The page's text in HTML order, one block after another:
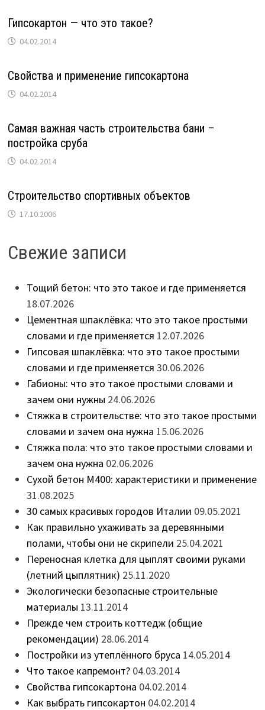
Гипсокартон — что это такое?
04.02.2014
Свойства и применение гипсокартона
04.02.2014
Самая важная часть строительства бани –
постройка сруба
04.02.2014
Строительство спортивных объектов
17.10.2006
Свежие записи
Тощий бетон: что это такое и где применяется
18.07.2026
Цементная шпаклёвка: что это такое простыми
словами и где применяется 12.07.2026
Гипсовая шпаклёвка: что это такое простыми
словами и где применяется 30.06.2026
Габионы: что это такое простыми словами и
зачем они нужны 24.06.2026
Стяжка в строительстве: что это такое простыми
словами и зачем она нужна 15.06.2026
Стяжка пола: что это такое простыми словами и
зачем она нужна 02.06.2026
Сухой бетон М400: характеристики и применение
31.08.2025
30 самых красивых городов Италии 09.05.2021
Как правильно ухаживать за деревянными
полами, чтобы они не скрипели 25.04.2021
Переносная клетка для цыплят своими руками
(летний цыплятник) 25.11.2020
Экологически безопасные строительные
материалы 13.11.2014
Прежде чем строить коттедж (общие
рекомендации) 28.06.2014
Постройки из утеплённого бруса 14.05.2014
Что такое капремонт? 04.03.2014
Свойства гипсокартона 04.02.2014
Как выбрать гипсокартон 04.02.2014